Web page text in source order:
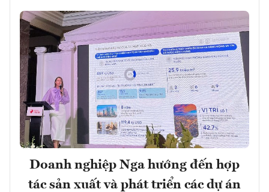
Doanh nghiệp Nga hướng đến hợp
tác sản xuất và phát triển các dự án